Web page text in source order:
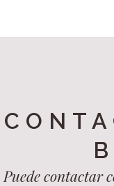
Puede contactar